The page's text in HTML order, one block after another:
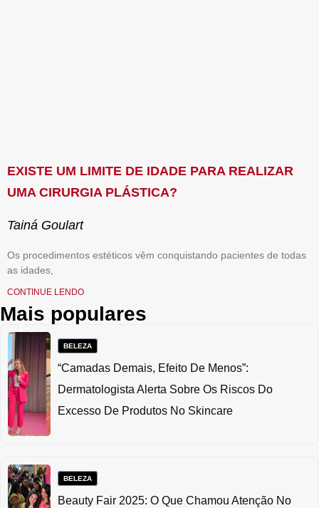
EXISTE UM LIMITE DE IDADE PARA REALIZAR
UMA CIRURGIA PLÁSTICA?
Tainá Goulart
Os procedimentos estéticos vêm conquistando pacientes de todas
as idades,
CONTINUE LENDO
Mais populares
BELEZA
“Camadas Demais, Efeito De Menos”:
Dermatologista Alerta Sobre Os Riscos Do
Excesso De Produtos No Skincare
BELEZA
Beauty Fair 2025: O Que Chamou Atenção No